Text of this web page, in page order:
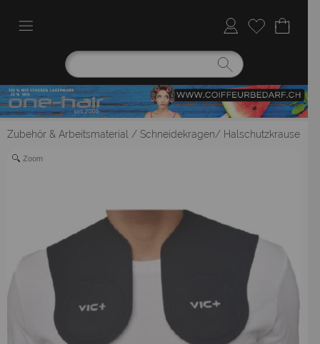
Zubehör & Arbeitsmaterial / Schneidekragen/ Halschutzkrause
Zoom